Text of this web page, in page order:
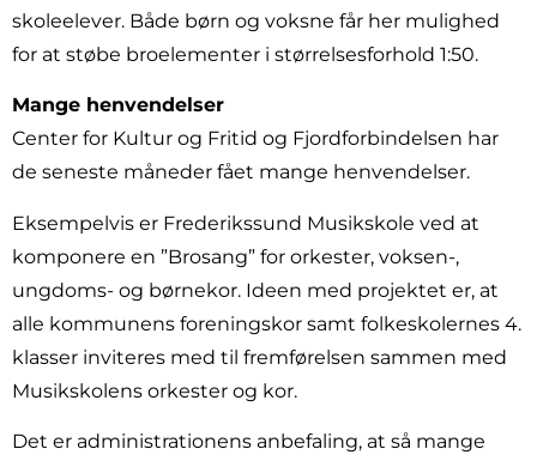
skoleelever. Både børn og voksne får her mulighed
for at støbe broelementer i størrelsesforhold 1:50.
Mange henvendelser
Center for Kultur og Fritid og Fjordforbindelsen har
de seneste måneder fået mange henvendelser.
Eksempelvis er Frederikssund Musikskole ved at
komponere en ”Brosang” for orkester, voksen-,
ungdoms- og børnekor. Ideen med projektet er, at
alle kommunens foreningskor samt folkeskolernes 4.
klasser inviteres med til fremførelsen sammen med
Musikskolens orkester og kor.
Det er administrationens anbefaling, at så mange